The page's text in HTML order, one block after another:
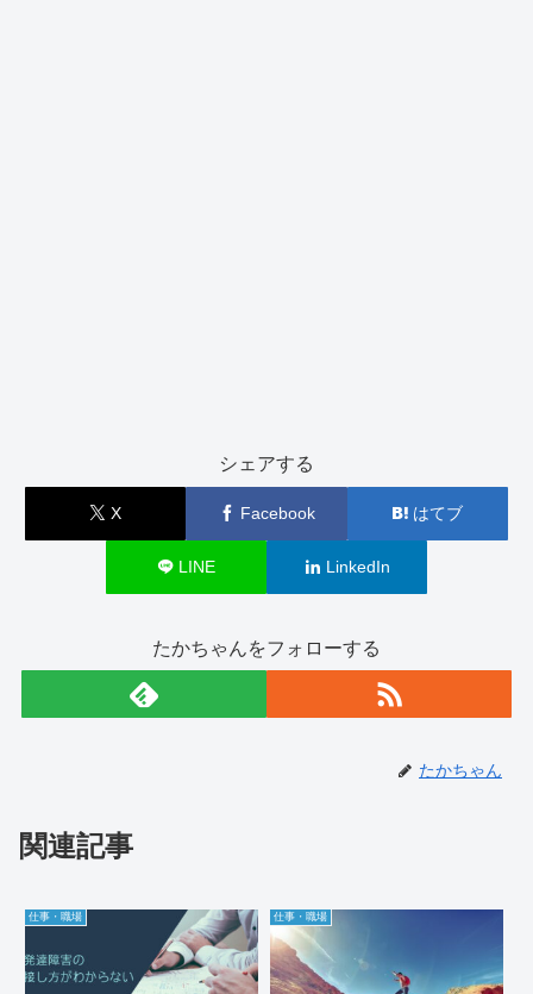
シェアする
X Facebook はてブ
LINE LinkedIn
たかちゃんをフォローする
たかちゃん
関連記事
仕事・職場 仕事・職場